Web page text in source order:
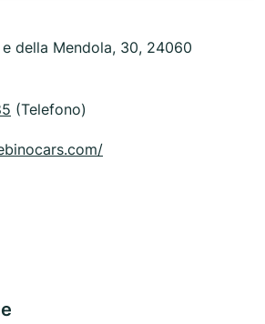
della Mendola, 30, 24060
(Telefono)